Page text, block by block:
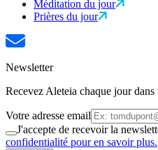
Méditation du jour
Prières du jour
Newsletter
Recevez Aleteia chaque jour
Votre adresse email
J'accepte de recevoir la
confidentialité pour en savoir plus.